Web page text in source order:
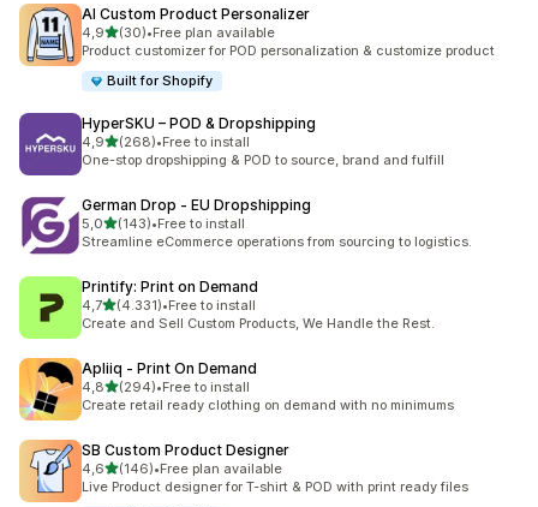
AI Custom Product Personalizer
4,9de 5 estrelas
(30)
30 total de avaliações
•Free plan available
Product customizer for POD personalization & customize product
Built for Shopify
HyperSKU – POD & Dropshipping
4,9de 5 estrelas
(268)
268 total de avaliações
•Free to install
One-stop dropshipping & POD to source, brand and fulfill
German Drop ‑ EU Dropshipping
5,0de 5 estrelas
(143)
143 total de avaliações
•Free to install
Streamline eCommerce operations from sourcing to logistics.
Printify: Print on Demand
4,7de 5 estrelas
(4.331)
4331 total de avaliações
•Free to install
Create and Sell Custom Products, We Handle the Rest.
Apliiq ‑ Print On Demand
4,8de 5 estrelas
(294)
294 total de avaliações
•Free to install
Create retail ready clothing on demand with no minimums
SB Custom Product Designer
4,6de 5 estrelas
(146)
146 total de avaliações
•Free plan available
Live Product designer for T-shirt & POD with print ready files